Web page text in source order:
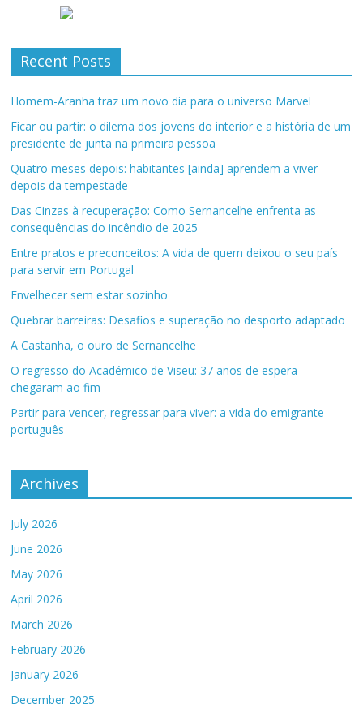
Recent Posts
Homem-Aranha traz um novo dia para o universo Marvel
Ficar ou partir: o dilema dos jovens do interior e a história de um
presidente de junta na primeira pessoa
Quatro meses depois: habitantes [ainda] aprendem a viver
depois da tempestade
Das Cinzas à recuperação: Como Sernancelhe enfrenta as
consequências do incêndio de 2025
Entre pratos e preconceitos: A vida de quem deixou o seu país
para servir em Portugal
Envelhecer sem estar sozinho
Quebrar barreiras: Desafios e superação no desporto adaptado
A Castanha, o ouro de Sernancelhe
O regresso do Académico de Viseu: 37 anos de espera
chegaram ao fim
Partir para vencer, regressar para viver: a vida do emigrante
português
Archives
July 2026
June 2026
May 2026
April 2026
March 2026
February 2026
January 2026
December 2025